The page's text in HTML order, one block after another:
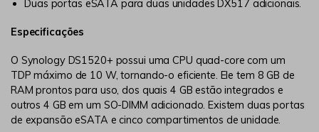
Duas portas eSATA para duas unidades DX517 adicionais.
Especificações
O Synology DS1520+ possui uma CPU quad-core com um
TDP máximo de 10 W, tornando-o eficiente. Ele tem 8 GB de
RAM prontos para uso, dos quais 4 GB estão integrados e
outros 4 GB em um SO-DIMM adicionado. Existem duas portas
de expansão eSATA e cinco compartimentos de unidade.